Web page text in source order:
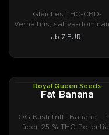
Gleiches THC-CBD-
Verhältnis, sativa-
Charakter.
ab 7 EUR
PHOTOFEM
Royal Queen Seeds
Fat Banana
OG Kush trifft Banana –
über 25 % THC-